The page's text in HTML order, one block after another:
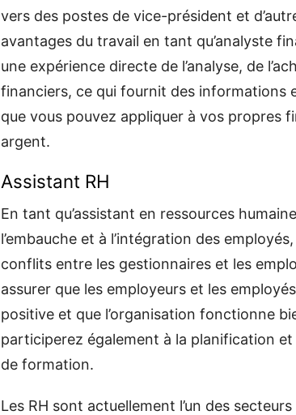
vers des postes de vice-président et
avantages du travail en tant qu’analyste
une expérience directe de l’analyse, de
financiers, ce qui fournit des informations
que vous pouvez appliquer à vos propres
argent.
Assistant RH
En tant qu’assistant en ressources
l’embauche et à l’intégration des
conflits entre les gestionnaires et les
assurer que les employeurs et les
positive et que l’organisation fonctionne
participerez également à la planification et
de formation.
Les RH sont actuellement l’un des